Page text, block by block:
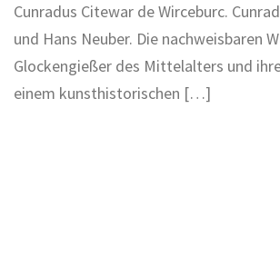
Cunradus Citewar de Wirceburc.
und Hans Neuber. Die nachweisbaren
Glockengießer des Mittelalters und
einem kunsthistorischen […]